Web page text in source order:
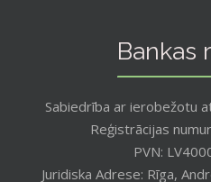
Bankas
Sabiedrība ar ierobežotu
Reģistrācijas
PVN:
Juridiska Adrese: Rīga,